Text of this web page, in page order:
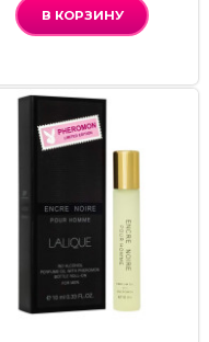
В КОРЗИНУ